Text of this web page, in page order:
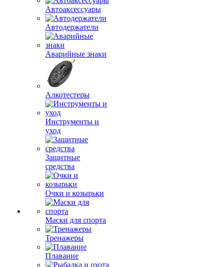
Автоаксессуары
Автодержатели
Аварийные знаки
Алкотестеры
Инструменты и
уход
Защитные
средства
Очки и козырьки
Маски для спорта
Тренажеры
Плавание